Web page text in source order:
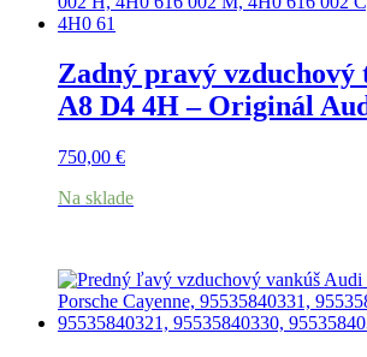
Zadný pravý
A8 D4 4H – Originál
750,00 €
Na sklade